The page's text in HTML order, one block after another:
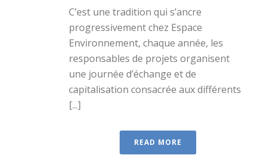
C’est une tradition qui s’ancre
progressivement chez Espace
Environnement, chaque année, les
responsables de projets organisent
une journée d’échange et de
capitalisation consacrée aux différents
[...]
READ MORE